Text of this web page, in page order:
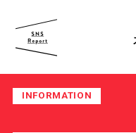
帝京大学 スポ
INFORMATION